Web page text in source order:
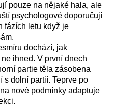
pouze na nějaké hala, ale
psychologové doporučují
fázích letu když je
dochází, jak
ihned. V první dnech
partie těla zásobena
s dolní partií. Teprve po
nové podmínky adaptuje